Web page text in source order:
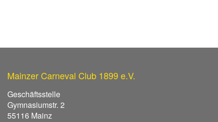
Mainzer Carneval Club 1899 e.V.
Geschäftsstelle
Gymnasiumstr. 2
55116 Mainz